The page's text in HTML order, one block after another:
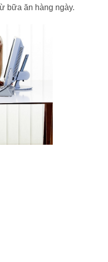
bữa ăn hàng ngày.